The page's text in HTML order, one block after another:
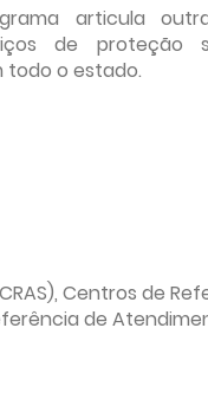
articula
de proteção
todo o estado.
Centros de
de